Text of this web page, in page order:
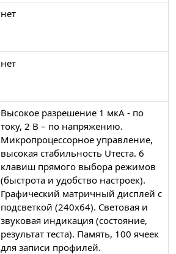
нет
нет
Высокое разрешение 1 мкА - по
току, 2 В – по напряжению.
Микропроцессорное управление,
высокая стабильность Uтеста. 6
клавиш прямого выбора режимов
(быстрота и удобство настроек).
Графический матричный дисплей с
подсветкой (240х64). Световая и
звуковая индикация (состояние,
результат теста). Память, 100 ячеек
для записи профилей.